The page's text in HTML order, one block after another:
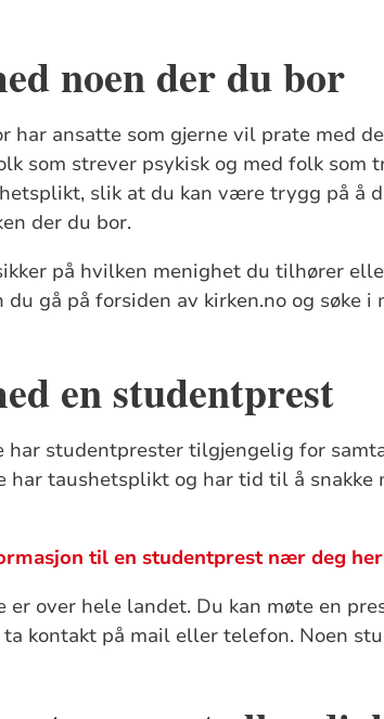
noen der du bor
har ansatte som gjerne vil prate med
som strever psykisk og med folk som
slik at du kan være trygg på å
der du bor.
på hvilken menighet du tilhører
du gå på forsiden av kirken.no og søke
en studentprest
har studentprester tilgjengelig for
har taushetsplikt og har tid til å snakke
til en studentprest nær deg
er over hele landet. Du kan møte en
kontakt på mail eller telefon. Noen